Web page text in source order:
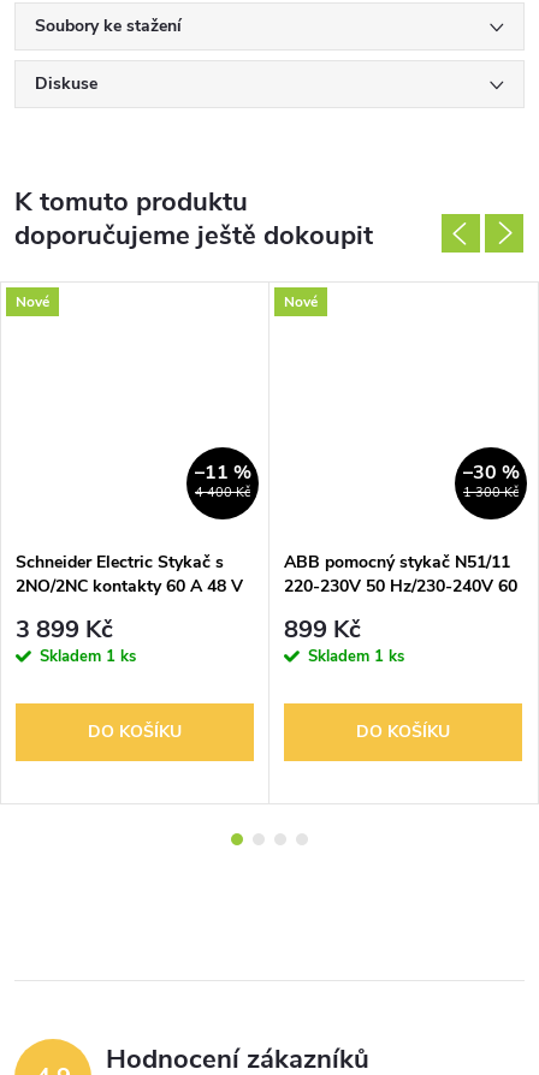
Soubory ke stažení
Diskuse
K tomuto produktu
doporučujeme ještě dokoupit
Nové
4 400 Kč
–11 %
Schneider Electric Stykač s
2NO/2NC kontakty 60 A 48 V
3 899 Kč
Skladem 1 ks
DO KOŠÍKU
Nové
1 300 Kč
–30 %
ABB pomocný stykač N51/11
220-230V 50 Hz/230-240V 60
899 Kč
Skladem 1 ks
DO KOŠÍKU
Hodnocení zákazníků